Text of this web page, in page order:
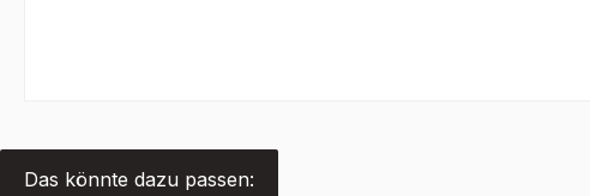
Das könnte dazu passen: